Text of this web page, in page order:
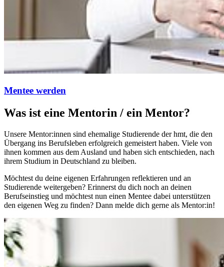
Mentee werden
Was ist eine Mentorin / ein Mentor?
Unsere Mentor:innen sind ehemalige Studierende der hmt, die den
Übergang ins Berufsleben erfolgreich gemeistert haben. Viele von
ihnen kommen aus dem Ausland und haben sich entschieden, nach
ihrem Studium in Deutschland zu bleiben.
Möchtest du deine eigenen Erfahrungen reflektieren und an
Studierende weitergeben? Erinnerst du dich noch an deinen
Berufseinstieg und möchtest nun einen Mentee dabei unterstützen
den eigenen Weg zu finden? Dann melde dich gerne als Mentor:in!